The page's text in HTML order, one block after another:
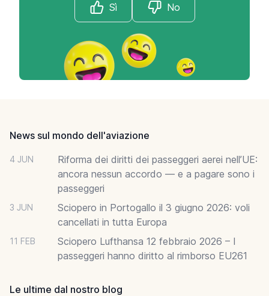
Sì No
News sul mondo dell'aviazione
4 JUN
Riforma dei diritti dei passeggeri aerei nell’UE:
ancora nessun accordo — e a pagare sono i
passeggeri
3 JUN
Sciopero in Portogallo il 3 giugno 2026: voli
cancellati in tutta Europa
11 FEB
Sciopero Lufthansa 12 febbraio 2026 – I
passeggeri hanno diritto al rimborso EU261
Le ultime dal nostro blog